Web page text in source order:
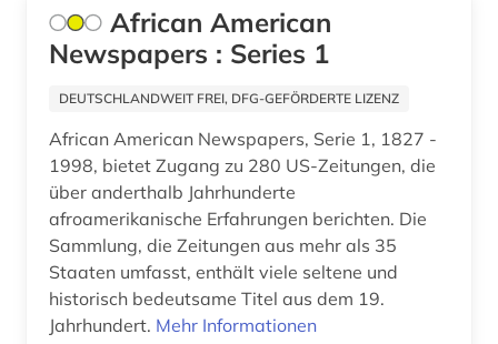
europäische kultur (1)
fachinformationsdienst (2)
faksimile (3)
familienname (3)
fashion (1)
feminismus (5)
fernsehen (1)
fest (1)
African American
Newspapers : Series 1
DEUTSCHLANDWEIT FREI, DFG-GEFÖRDERTE LIZENZ
African American Newspapers, Serie 1, 1827 -
1998, bietet Zugang zu 280 US-Zeitungen, die
über anderthalb Jahrhunderte
afroamerikanische Erfahrungen berichten. Die
Sammlung, die Zeitungen aus mehr als 35
Staaten umfasst, enthält viele seltene und
historisch bedeutsame Titel aus dem 19.
Jahrhundert. Mehr Informationen